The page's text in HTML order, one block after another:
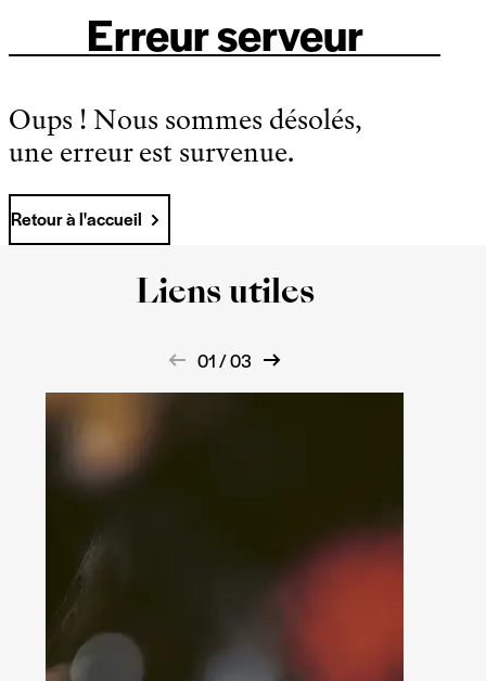
Erreur serveur
Oups ! Nous sommes désolés,
une erreur est survenue.
Retour à l'accueil
Liens utiles
01 / 03